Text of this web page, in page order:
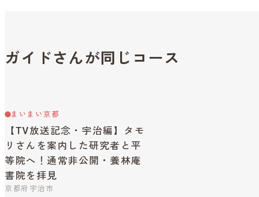
ガイドさんが同じコース
まいまい京都
【TV放送記念・宇治編】タモ
リさんを案内した研究者と平
等院へ！通常非公開・養林庵
書院を拝見
京都府宇治市